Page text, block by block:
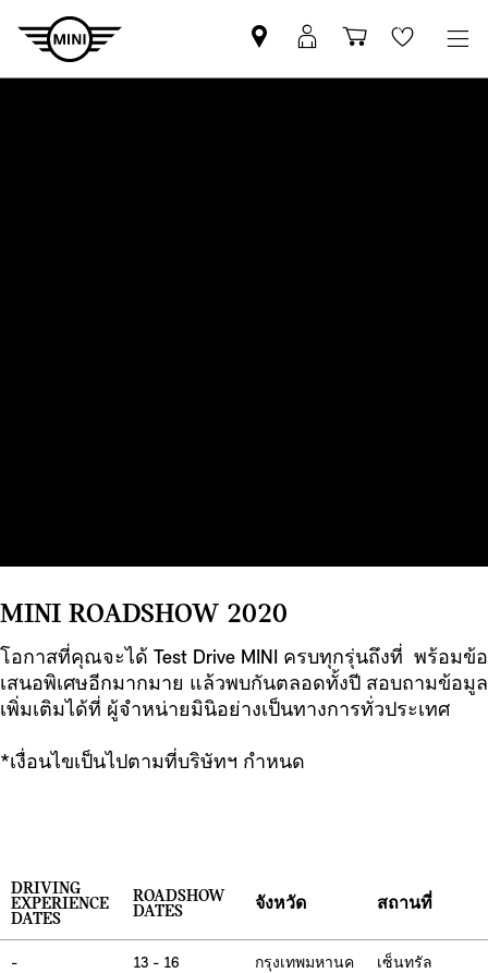
Mini
dealer
MyMini
login
Shopping
cart
Wishlist
MINI ROADSHOW 2020
โอกาสที่คุณจะได้ Test Drive MINI ครบทุกรุ่นถึงที่ พร้อมข้อ
เสนอพิเศษอีกมากมาย แล้วพบกันตลอดทั้งปี สอบถามข้อมูล
เพิ่มเติมได้ที่ ผู้จำหน่ายมินิอย่างเป็นทางการทั่วประเทศ
*เงื่อนไขเป็นไปตามที่บริษัทฯ กำหนด
DRIVING
EXPERIENCE
DATES
ROADSHOW
DATES
จังหวัด สถานที่
-
13 - 16
กรุงเทพมหานค
เซ็นทรัล